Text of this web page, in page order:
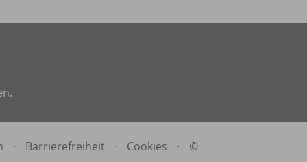
· Barrierefreiheit · Cookies ·
©